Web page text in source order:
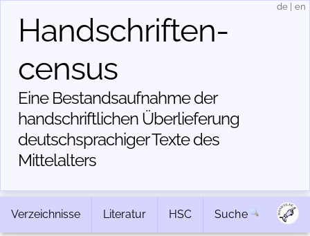
Handschriften­
census
Eine Bestandsaufnahme der
handschriftlichen Über­lieferung
deutschsprachiger Texte des
Mittelalters
de en
Verzeichnisse Literatur HSC Suche